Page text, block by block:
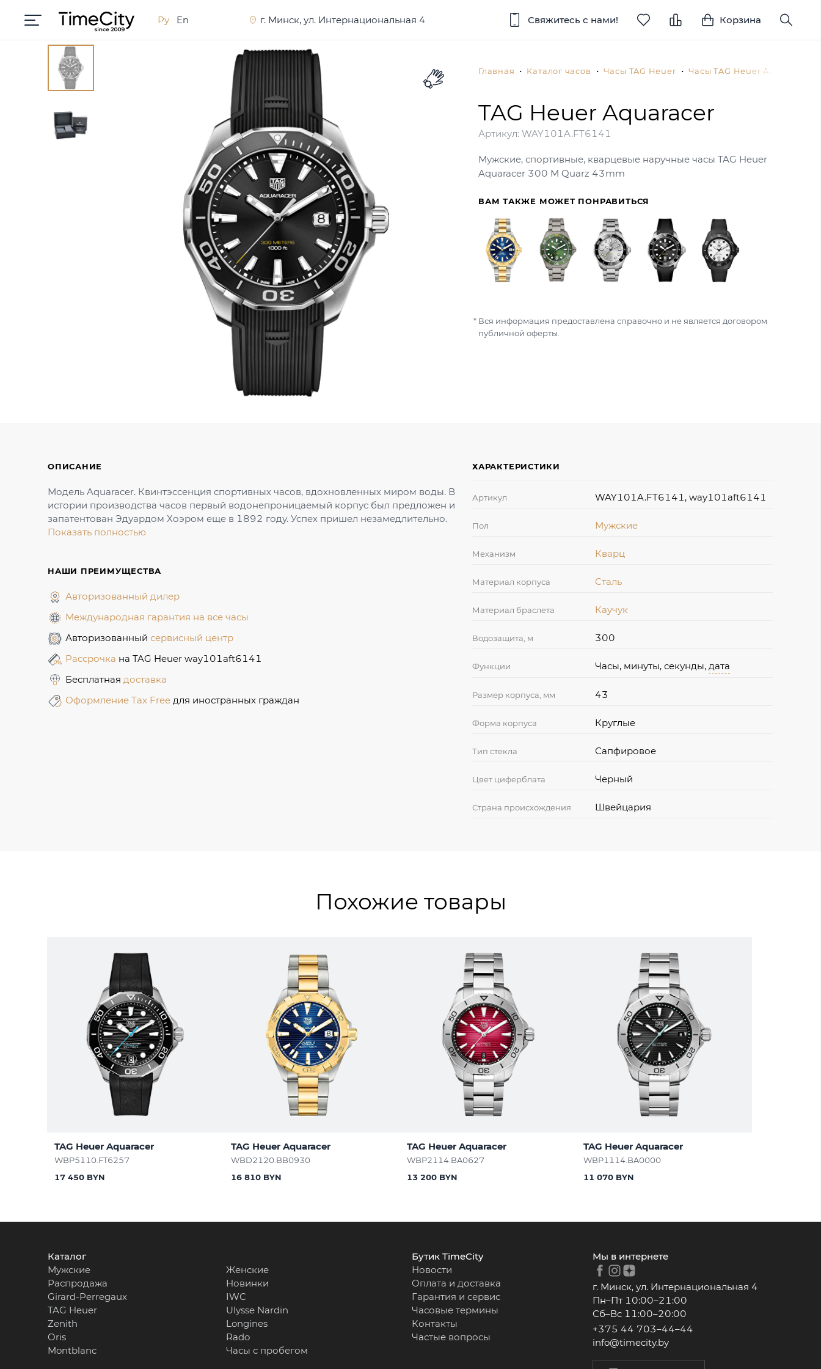
Ру En г. Минск, ул. Интернациональная 4 Свяжитесь с нами! Корзина
Главная Каталог часов Часы TAG Heuer Часы TAG Heuer Aquaracer
TAG Heuer Aquaracer
Артикул: WAY101A.FT6141
Мужские, спортивные, кварцевые наручные часы TAG Heuer
Aquaracer 300 M Quarz 43mm
ВАМ ТАКЖЕ МОЖЕТ ПОНРАВИТЬСЯ
Вся информация предоставлена справочно и не является договором
публичной оферты.
ОПИСАНИЕ
Модель Aquaracer. Квинтэссенция спортивных часов, вдохновленных миром воды. В
истории производства часов первый водонепроницаемый корпус был предложен и
запатентован Эдуардом Хоэром еще в 1892 году. Успех пришел незамедлительно.
Показать полностью
НАШИ ПРЕИМУЩЕСТВА
Авторизованный дилер
Международная гарантия на все часы
Авторизованный сервисный центр
Рассрочка на TAG Heuer way101aft6141
Бесплатная доставка
Оформление Tax Free для иностранных граждан
ХАРАКТЕРИСТИКИ
Артикул WAY101A.FT6141, way101aft6141
Пол Мужские
Механизм Кварц
Материал корпуса Сталь
Материал браслета Каучук
Водозащита, м 300
Функции Часы, минуты, секунды, дата
Размер корпуса, мм 43
Форма корпуса Круглые
Тип стекла Сапфировое
Цвет циферблата Черный
Страна происхождения Швейцария
Похожие товары
TAG Heuer Aquaracer
WBP5110.FT6257
17 450 BYN
TAG Heuer Aquaracer
WBD2120.BB0930
16 810 BYN
TAG Heuer Aquaracer
WBP2114.BA0627
13 200 BYN
TAG Heuer Aquaracer
WBP1114.BA0000
11 070 BYN
Каталог
Мужские
Женские
Распродажа
Новинки
Girard-Perregaux
IWC
TAG Heuer
Ulysse Nardin
Zenith
Longines
Oris
Rado
Montblanc
Часы с пробегом
Бутик TimeCity
Новости
Оплата и доставка
Гарантия и сервис
Часовые термины
Контакты
Частые вопросы
Мы в интернете
г. Минск, ул. Интернациональная 4
Пн–Пт 10:00–21:00
Сб–Вс 11:00–20:00
+375 44 703–44–44
info@timecity.by